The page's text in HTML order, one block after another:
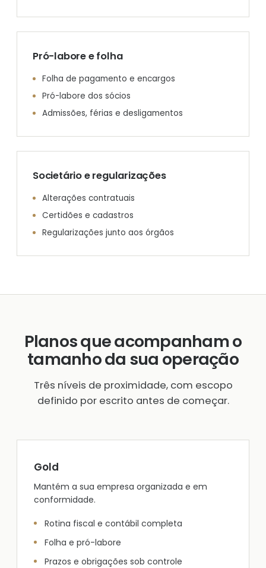
Pró-labore e folha
Folha de pagamento e encargos
Pró-labore dos sócios
Admissões, férias e desligamentos
Societário e regularizações
Alterações contratuais
Certidões e cadastros
Regularizações junto aos órgãos
Planos que acompanham o
tamanho da sua operação
Três níveis de proximidade, com escopo
definido por escrito antes de começar.
Gold
Mantém a sua empresa organizada e em
conformidade.
Rotina fiscal e contábil completa
Folha e pró-labore
Prazos e obrigações sob controle